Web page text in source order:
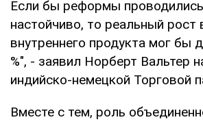
Если бы реформы
настойчиво, то реальный рост
внутреннего продукта мог бы
%", - заявил Норберт Вальтер
индийско-немецкой Торговой
Вместе с тем, роль